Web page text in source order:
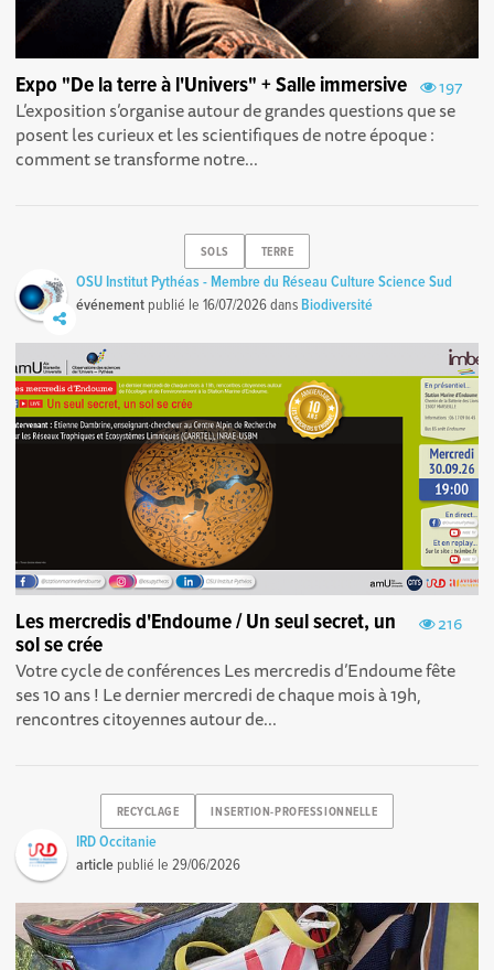
197
Expo "De la terre à l'Univers" + Salle immersive
L’exposition s’organise autour de grandes questions que se
posent les curieux et les scientifiques de notre époque :
comment se transforme notre...
SOLS TERRE
OSU Institut Pythéas - Membre du Réseau Culture Science Sud
événement publié le16/07/2026dans Biodiversité
216
Les mercredis d'Endoume / Un seul secret, un
sol se crée
Votre cycle de conférences Les mercredis d’Endoume fête
ses 10 ans ! Le dernier mercredi de chaque mois à 19h,
rencontres citoyennes autour de...
RECYCLAGE INSERTION-PROFESSIONNELLE
IRD Occitanie
article publié le29/06/2026